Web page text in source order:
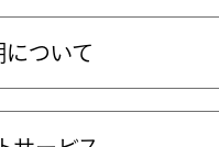
について